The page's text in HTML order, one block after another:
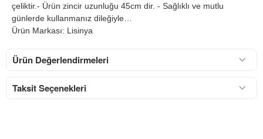
çeliktir.- Ürün zincir uzunluğu 45cm dir. - Sağlıklı ve mutlu
günlerde kullanmanız dileğiyle…
Ürün Markası: Lisinya
Ürün Değerlendirmeleri
Taksit Seçenekleri